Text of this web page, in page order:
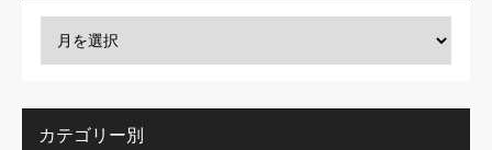
カテゴリー別